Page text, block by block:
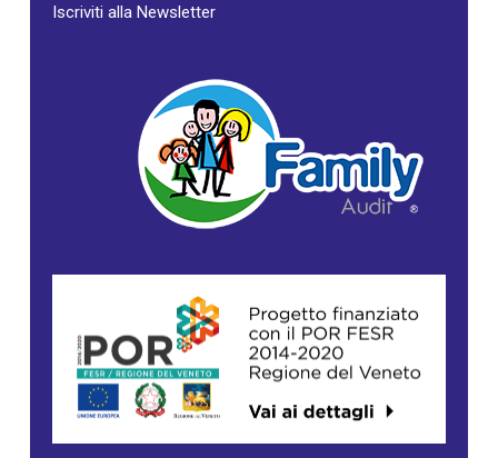
Iscriviti alla Newsletter